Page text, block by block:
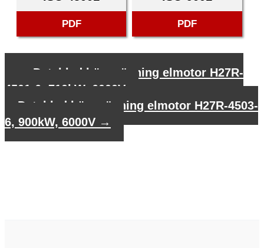
PDF PDF
Datablad högspänning elmotor H27R-
4501-6, 710kW, 6000V
Datablad högspänning elmotor H27R-4503-
6, 900kW, 6000V →